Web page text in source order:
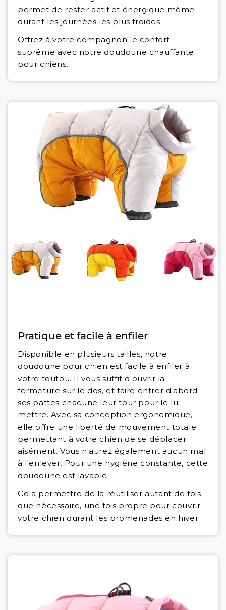
permet de rester actif et énergique même
durant les journées les plus froides.
Offrez à votre compagnon le confort
suprême avec notre doudoune chauffante
pour chiens.
Pratique et facile à enfiler
Disponible en plusieurs tailles, notre
doudoune pour chien est facile à enfiler à
votre toutou. Il vous suffit d'ouvrir la
fermeture sur le dos, et faire entrer d'abord
ses pattes chacune leur tour pour le lui
mettre. Avec sa conception ergonomique,
elle offre une liberté de mouvement totale
permettant à votre chien de se déplacer
aisément. Vous n'aurez également aucun mal
à l'enlever. Pour une hygiène constante, cette
doudoune est lavable.
Cela permettre de la réutiliser autant de fois
que nécessaire, une fois propre pour couvrir
votre chien durant les promenades en hiver.